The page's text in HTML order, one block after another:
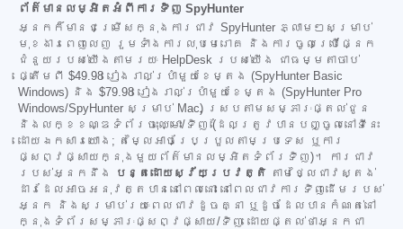
ព័ត៌មានលម្អិតអំពីការទិញ SpyHunter
អ្នកក៏មានជម្រើសក្នុងការជាវ SpyHunter ភ្លាមៗសម្រាប់
មុខងារពេញលេញ រួមទាំងការលុបមេរោគ និងការចូលប្រើផ្នែក
ជំនួយរបស់យើងតាមរយៈ HelpDesk របស់យើង ជាធម្មតាចាប់
ផ្តើមពី $49.98 រៀងរាល់ប្រាំមួយខែម្តង (SpyHunter Basic
Windows) និង $79.98 រៀងរាល់ប្រាំមួយខែម្តង (SpyHunter Pro
Windows/SpyHunter សម្រាប់ Mac) ស្របតាមសម្ភារៈផ្តល់ជូន
និងលក្ខខណ្ឌទំព័រចុះឈ្មោះ/ទិញ (ដែលត្រូវបានបញ្ចូលនៅទីនេះ
ដោយឯកសារយោង; តម្លៃអាចប្រែប្រួលតាមប្រទេស ឬការ
ផ្សព្វផ្សាយក្នុងមួយព័ត៌មានលម្អិតទំព័រទិញ)។ ការជាវ
របស់អ្នកនឹង
បន្តដោយស្វ័យប្រវត្តិ តាមថ្លៃជាវស្តង់
ដារដែលអាចអនុវត្តបាននៅពេលនោះ នៅពេលជាវការទិញដើមរបស់
អ្នក និងសម្រាប់រយៈពេលជាវដូចគ្នា ឬដូចដែលបានកំណត់នៅ
ក្នុងទំព័រសម្ភារៈផ្សព្វផ្សាយ/ទិញ ដោយផ្តល់ថាអ្នកជា